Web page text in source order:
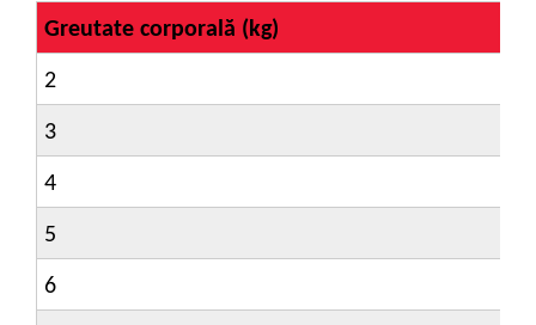
Greutate corporală (kg)
2
3
4
5
6